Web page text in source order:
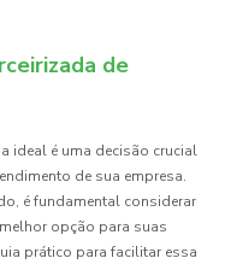
de
ideal é uma decisão crucial
de sua empresa.
é fundamental considerar
opção para suas
prático para facilitar essa